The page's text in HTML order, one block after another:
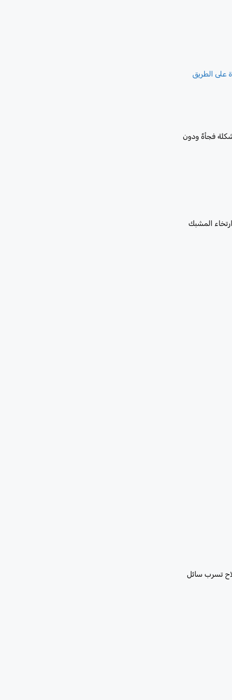
على الطريق
فجأةً ودون
المشبك
تسرب سائل